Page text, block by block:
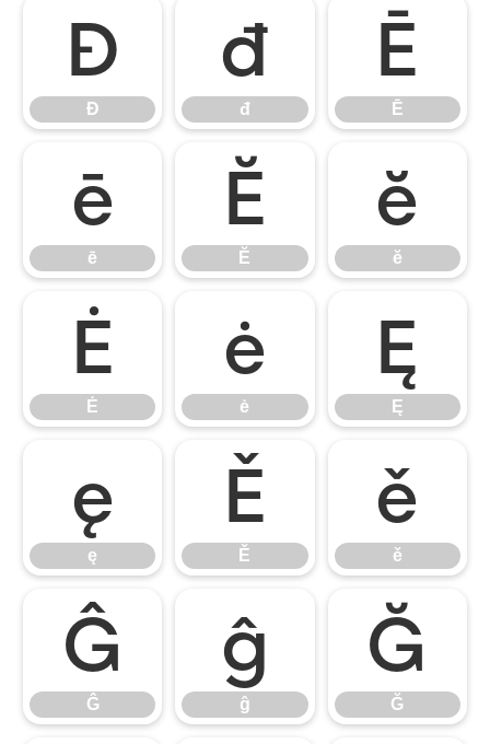
Đ
Đ
đ
đ
Ē
Ē
ē
ē
Ĕ
Ĕ
ĕ
ĕ
Ė
Ė
ė
ė
Ę
Ę
ę
ę
Ě
Ě
ě
ě
Ĝ
Ĝ
ĝ
ĝ
Ğ
Ğ